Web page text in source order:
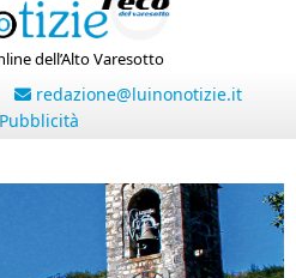
dell’Alto Varesotto
redazione@luinonotizie.it